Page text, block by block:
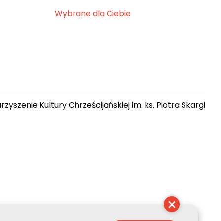
Wybrane dla Ciebie
Kultury Chrześcijańskiej im. ks. Piotra Skargi
×